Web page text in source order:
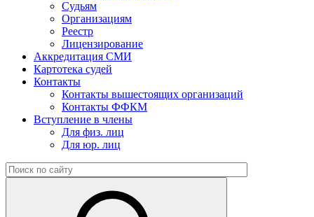
Судьям
Организациям
Реестр
Лицензирование
Аккредитация СМИ
Картотека судей
Контакты
Контакты вышестоящих организаций
Контакты ФФКМ
Вступление в члены
Для физ. лиц
Для юр. лиц